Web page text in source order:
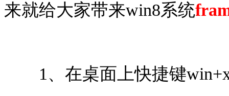
来就给大家带来win8系统
1、在桌面上快捷键win+x